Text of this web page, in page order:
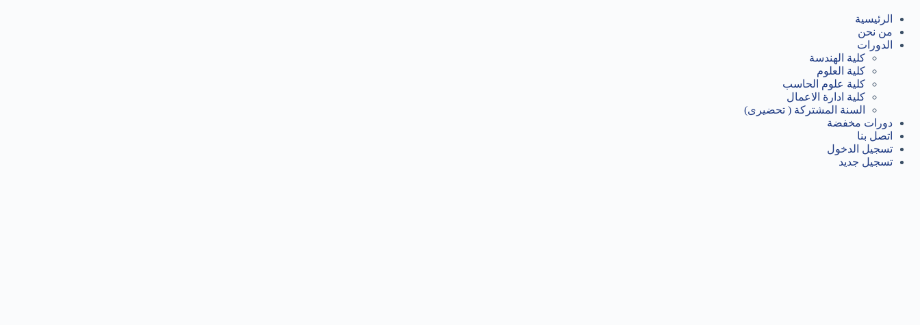
المحتوى
الرئيسية
من نحن
الدورات
كلية الهندسة
كلية العلوم
كلية علوم الحاسب
كلية ادارة الاعمال
السنة المشتركة ( تحضيرى)
دورات مخفضة
اتصل بنا
تسجيل الدخول
تسجيل جديد